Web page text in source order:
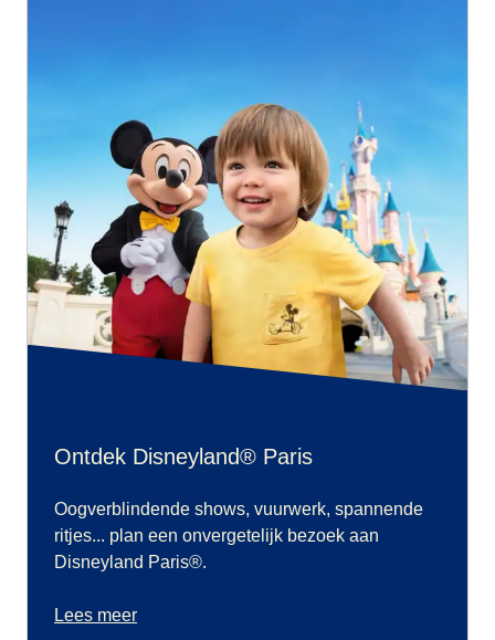
Ontdek Disneyland® Paris
Oogverblindende shows, vuurwerk, spannende
ritjes... plan een onvergetelijk bezoek aan
Disneyland Paris®.
Lees meer